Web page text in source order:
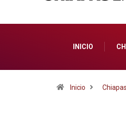
INICIO
Inicio Chiapas